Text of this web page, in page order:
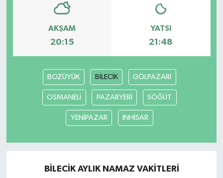
AKŞAM
20:15
YATSI
21:48
BOZÜYÜK BİLECİK GÖLPAZARI
OSMANELİ PAZARYERİ SÖĞÜT
YENİPAZAR İNHİSAR
BİLECİK AYLIK NAMAZ VAKITLERI
Gündem
Hisarcık
Köşe Yazıları
Kültür Sanat
Kütahya
Magazin